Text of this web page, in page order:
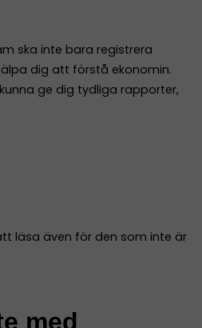
ska inte bara registrera
dig att förstå ekonomin.
ge dig tydliga rapporter,
läsa även för den som inte är
med